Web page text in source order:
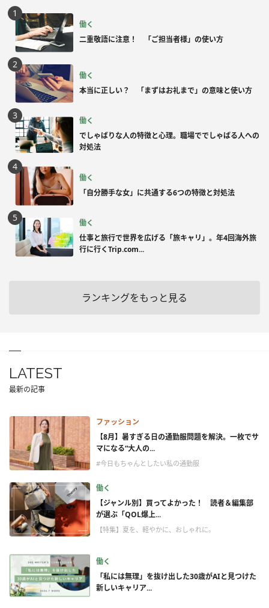
働く
二重敬語に注意！ 「ご担当者様」の使い方
働く
本当に正しい？ 「まずはお礼まで」の意味と使い方
働く
でしゃばりな人の特徴と心理。職場ででしゃばる人への
対処法
働く
「自分勝手な女」に共通する6つの特徴と対処法
働く
仕事と旅行で世界を広げる「旅キャリ」。年4回海外旅
行に行くTrip.com...
ランキングをもっと見る
LATEST
最新の記事
ファッション
【8月】暑すぎる日の通勤服問題を解決。一枚でサ
マになる“大人の...
#今日もちゃんとしたい私の通勤服
働く
【ジャンル別】買ってよかった！ 読者＆編集部
が選ぶ「QOL爆上...
【特集】夏を、軽やかに、おしゃれに。
働く
「私には無理」を抜け出した30歳がAIと見つけた
新しいキャリア...